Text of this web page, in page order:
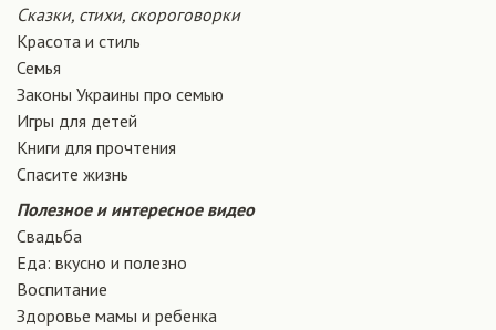
Сказки, стихи, скороговорки
Красота и стиль
Семья
Законы Украины про семью
Игры для детей
Книги для прочтения
Спасите жизнь
Полезное и интересное видео
Свадьба
Еда: вкусно и полезно
Воспитание
Здоровье мамы и ребенка